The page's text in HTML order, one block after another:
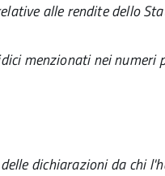
alle rendite dello
menzionati nei numeri
dichiarazioni da chi